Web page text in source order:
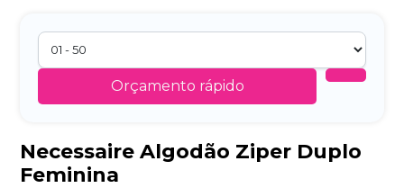
Orçamento rápido
Necessaire Algodão Ziper Duplo
Feminina